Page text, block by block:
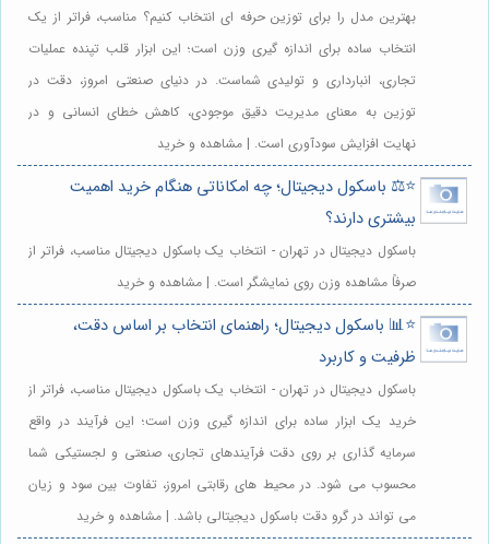
بهترین مدل را برای توزین حرفه ای انتخاب کنیم؟ مناسب، فراتر از یک
انتخاب ساده برای اندازه گیری وزن است؛ این ابزار قلب تپنده عملیات
تجاری، انبارداری و تولیدی شماست. در دنیای صنعتی امروز، دقت در
توزین به معنای مدیریت دقیق موجودی، کاهش خطای انسانی و در
نهایت افزایش سودآوری است. | مشاهده و خرید
⭐️⚖️ باسکول دیجیتال؛ چه امکاناتی هنگام خرید اهمیت
بیشتری دارند؟
باسکول دیجیتال در تهران - انتخاب یک باسکول دیجیتال مناسب، فراتر از
صرفاً مشاهده وزن روی نمایشگر است. | مشاهده و خرید
⭐️📊 باسکول دیجیتال؛ راهنمای انتخاب بر اساس دقت،
ظرفیت و کاربرد
باسکول دیجیتال در تهران - انتخاب یک باسکول دیجیتال مناسب، فراتر از
خرید یک ابزار ساده برای اندازه گیری وزن است؛ این فرآیند در واقع
سرمایه گذاری بر روی دقت فرآیندهای تجاری، صنعتی و لجستیکی شما
محسوب می شود. در محیط های رقابتی امروز، تفاوت بین سود و زیان
می تواند در گرو دقت باسکول دیجیتالی باشد. | مشاهده و خرید